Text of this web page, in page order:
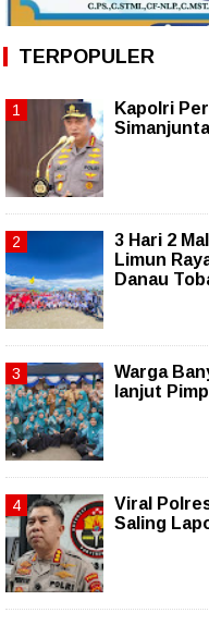
TERPOPULER
Kapolri
3 Hari 2
Limun
Danau
Warga
lanjut
Viral
Saling